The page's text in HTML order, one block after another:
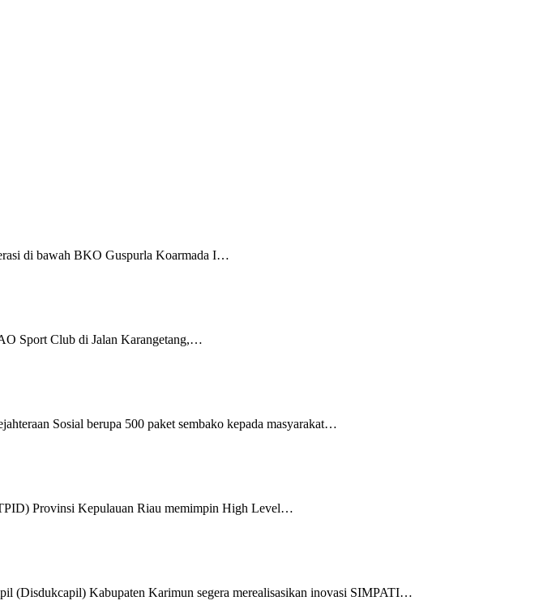
di bawah BKO Guspurla Koarmada I…
Sport Club di Jalan Karangetang,…
Sosial berupa 500 paket sembako kepada masyarakat…
Provinsi Kepulauan Riau memimpin High Level…
(Disdukcapil) Kabupaten Karimun segera merealisasikan inovasi SIMPATI…